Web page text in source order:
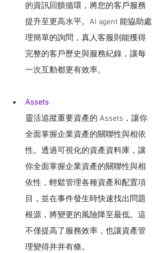
的資訊回饋循環，將您的客戶服務
提升至更高水平。AI agent 能協助處
理簡單的詢問，真人客服則能獲得
完整的客戶歷史與服務紀錄，讓每
一次互動都更有效率。
Assets
靈活追蹤重要資產的 Assets，讓你
全面掌握企業資產的關聯性與相依
性。透過可視化的資產資料庫，讓
你全面掌握企業資產的關聯性與相
依性，輕鬆管理各種資產和配置項
目，並在事件發生時快速找出問題
根源，將變更的風險降至最低。這
不僅提高了服務效率，也讓資產管
理變得井井有條。